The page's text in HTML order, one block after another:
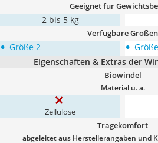
Geeignet für
2 bis 5 kg
Verfügbare Größen
• Größe 2 •
Eigenschaften & Extras der
Biowindel
Material u. a.
Zellulose
Tragekomfort
abgeleitet aus Herstellerangaben und